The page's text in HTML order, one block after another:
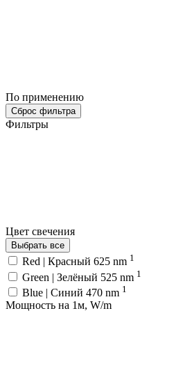
По применению
Сброс фильтра
Фильтры
Цвет свечения
Выбрать все
Red | Красный 625 nm 1
Green | Зелёный 525 nm 1
Blue | Синий 470 nm 1
Мощность на 1м, W/m